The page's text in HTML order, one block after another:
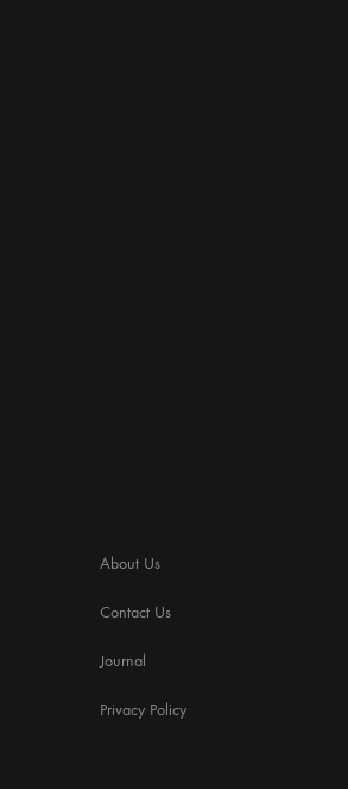
About Us
Contact Us
Journal
Privacy Policy